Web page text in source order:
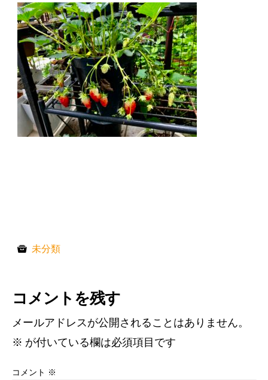
未分類
コメントを残す
メールアドレスが公開されることはありません。
※ が付いている欄は必須項目です
コメント ※